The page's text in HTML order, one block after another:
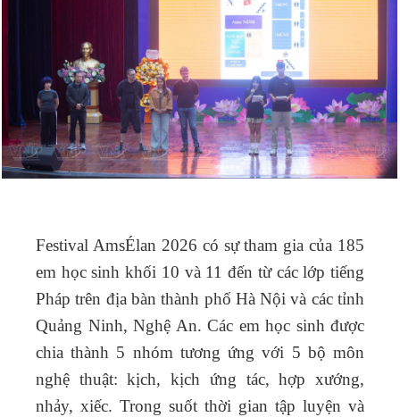
Festival AmsÉlan 2026 có sự tham gia của 185
em học sinh khối 10 và 11 đến từ các lớp tiếng
Pháp trên địa bàn thành phố Hà Nội và các tỉnh
Quảng Ninh, Nghệ An. Các em học sinh được
chia thành 5 nhóm tương ứng với 5 bộ môn
nghệ thuật: kịch, kịch ứng tác, hợp xướng,
nhảy, xiếc. Trong suốt thời gian tập luyện và